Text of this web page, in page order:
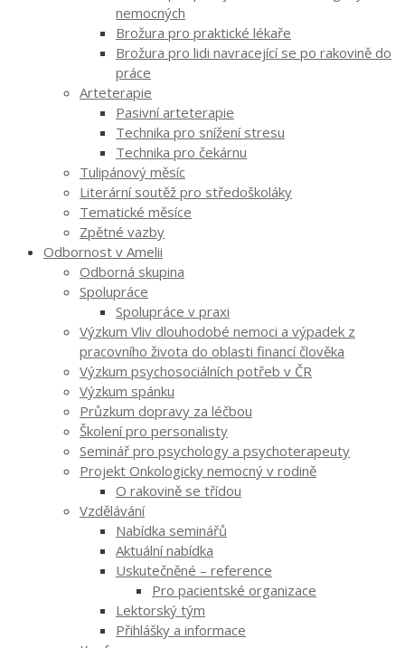
nemocných
Brožura pro praktické lékaře
Brožura pro lidi navracející se po rakovině do
práce
Arteterapie
Pasivní arteterapie
Technika pro snížení stresu
Technika pro čekárnu
Tulipánový měsíc
Literární soutěž pro středoškoláky
Tematické měsíce
Zpětné vazby
Odbornost v Amelii
Odborná skupina
Spolupráce
Spolupráce v praxi
Výzkum Vliv dlouhodobé nemoci a výpadek z
pracovního života do oblasti financí člověka
Výzkum psychosociálních potřeb v ČR
Výzkum spánku
Průzkum dopravy za léčbou
Školení pro personalisty
Seminář pro psychology a psychoterapeuty
Projekt Onkologicky nemocný v rodině
O rakovině se třídou
Vzdělávání
Nabídka seminářů
Aktuální nabídka
Uskutečněné – reference
Pro pacientské organizace
Lektorský tým
Přihlášky a informace